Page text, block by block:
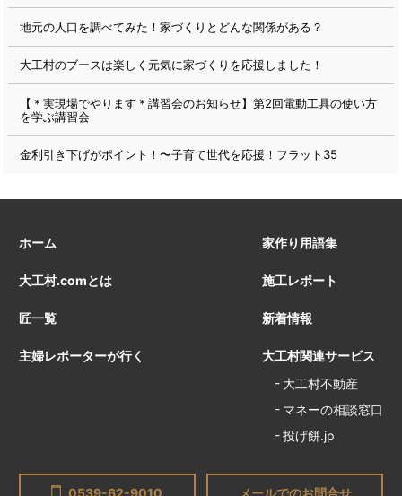
地元の人口を調べてみた！家づくりとどんな関係がある？
大工村のブースは楽しく元気に家づくりを応援しました！
【＊実現場でやります＊講習会のお知らせ】第2回電動工具の使い方
を学ぶ講習会
金利引き下げがポイント！〜子育て世代を応援！フラット35
ホーム
大工村.comとは
匠一覧
主婦レポーターが行く
家作り用語集
施工レポート
新着情報
大工村関連サービス
大工村不動産
マネーの相談窓口
投げ餅.jp
0539-62-9010 メールでのお問合せ